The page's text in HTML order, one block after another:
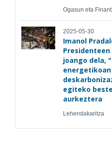
Ogasun eta
2025-05-30
Imanol
joango dela,
egiteko
aurkeztera
Lehendakaritza